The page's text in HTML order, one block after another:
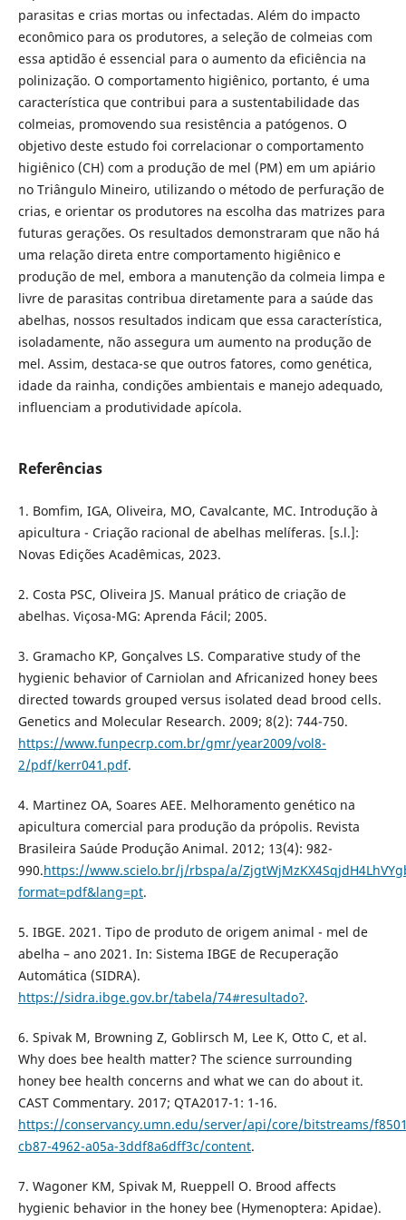
parasitas e crias mortas ou infectadas. Além do impacto
econômico para os produtores, a seleção de colmeias com
essa aptidão é essencial para o aumento da eficiência na
polinização. O comportamento higiênico, portanto, é uma
característica que contribui para a sustentabilidade das
colmeias, promovendo sua resistência a patógenos. O
objetivo deste estudo foi correlacionar o comportamento
higiênico (CH) com a produção de mel (PM) em um apiário
no Triângulo Mineiro, utilizando o método de perfuração de
crias, e orientar os produtores na escolha das matrizes para
futuras gerações. Os resultados demonstraram que não há
uma relação direta entre comportamento higiênico e
produção de mel, embora a manutenção da colmeia limpa e
livre de parasitas contribua diretamente para a saúde das
abelhas, nossos resultados indicam que essa característica,
isoladamente, não assegura um aumento na produção de
mel. Assim, destaca-se que outros fatores, como genética,
idade da rainha, condições ambientais e manejo adequado,
influenciam a produtividade apícola.
Referências
1. Bomfim, IGA, Oliveira, MO, Cavalcante, MC. Introdução à
apicultura - Criação racional de abelhas melíferas. [s.l.]:
Novas Edições Acadêmicas, 2023.
2. Costa PSC, Oliveira JS. Manual prático de criação de
abelhas. Viçosa-MG: Aprenda Fácil; 2005.
3. Gramacho KP, Gonçalves LS. Comparative study of the
hygienic behavior of Carniolan and Africanized honey bees
directed towards grouped versus isolated dead brood cells.
Genetics and Molecular Research. 2009; 8(2): 744-750.
https://www.funpecrp.com.br/gmr/year2009/vol8-
2/pdf/kerr041.pdf.
4. Martinez OA, Soares AEE. Melhoramento genético na
apicultura comercial para produção da própolis. Revista
Brasileira Saúde Produção Animal. 2012; 13(4): 982-
990.https://www.scielo.br/j/rbspa/a/
format=pdf&lang=pt.
5. IBGE. 2021. Tipo de produto de origem animal - mel de
abelha – ano 2021. In: Sistema IBGE de Recuperação
Automática (SIDRA).
https://sidra.ibge.gov.br/tabela/74#resultado?.
6. Spivak M, Browning Z, Goblirsch M, Lee K, Otto C, et al.
Why does bee health matter? The science surrounding
honey bee health concerns and what we can do about it.
CAST Commentary. 2017; QTA2017-1: 1-16.
https://conservancy.umn.edu/server/api/core/bitstreams/
cb87-4962-a05a-3ddf8a6dff3c/content.
7. Wagoner KM, Spivak M, Rueppell O. Brood affects
hygienic behavior in the honey bee (Hymenoptera: Apidae).